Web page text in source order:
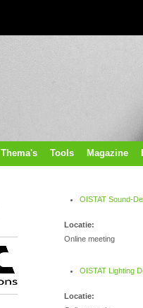
Thema's Tools Magazine